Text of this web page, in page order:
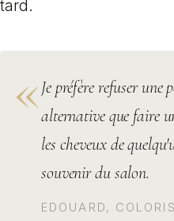
tard.
Je préfère refuser une
alternative que faire
les cheveux de
souvenir du salon.
EDOUARD,